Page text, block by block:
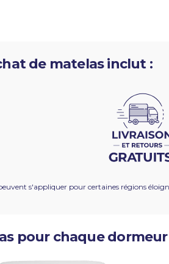
de matelas inclut :
s'appliquer pour certaines régions
pour chaque dormeur